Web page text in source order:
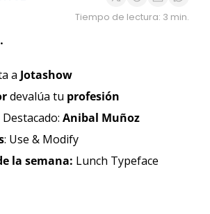
Tiempo de lectura: 3 min.
a Jotashow
devalúa tu profesión
Anibal Muñoz
: Use & Modify
la semana: Lunch Typeface